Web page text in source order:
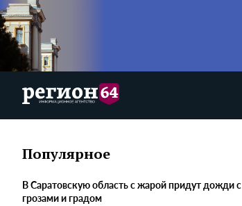
Популярное
В Саратовскую область с жарой придут дожди с
грозами и градом